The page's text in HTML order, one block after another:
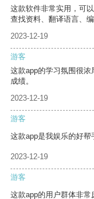
这款软件非常实用，可
查找资料、翻译语言、编
2023-12-19
游客
这款app的学习氛围很
成绩。
2023-12-19
游客
这款app是我娱乐的好帮
2023-12-19
游客
这款app的用户群体非常